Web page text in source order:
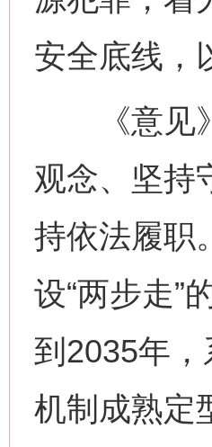
安全底线，
《意见》
观念、坚持
持依法履职
设“两步走”
到2035年
机制成熟定